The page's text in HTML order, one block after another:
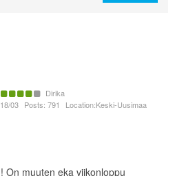
Dirika
03 Posts: 791 Location:Keski-Uusimaa
On muuten eka viikonloppu